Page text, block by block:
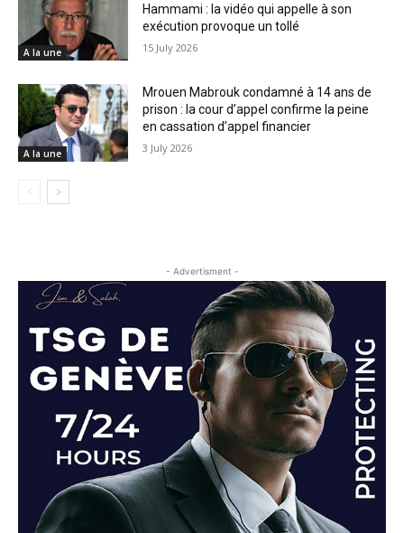
A la une
Hammami : la vidéo qui appelle à son
exécution provoque un tollé
15 July 2026
A la une
Mrouen Mabrouk condamné à 14 ans de
prison : la cour d’appel confirme la peine
en cassation d’appel financier
3 July 2026
- Advertisment -